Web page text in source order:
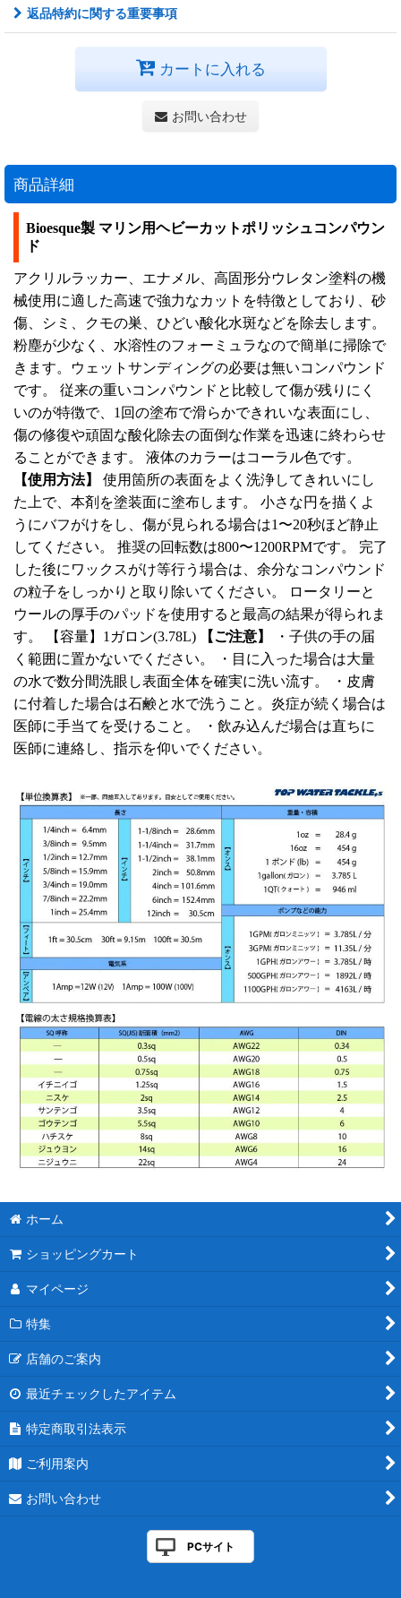
返品特約に関する重要事項
カートに入れる
お問い合わせ
商品詳細
Bioesque製 マリン用ヘビーカットポリッシュコンパウン
ド
アクリルラッカー、エナメル、高固形分ウレタン塗料の機
械使用に適した高速で強力なカットを特徴としており、砂
傷、シミ、クモの巣、ひどい酸化水斑などを除去します。
粉塵が少なく、水溶性のフォーミュラなので簡単に掃除で
きます。ウェットサンディングの必要は無いコンパウンド
です。 従来の重いコンパウンドと比較して傷が残りにく
いのが特徴で、1回の塗布で滑らかできれいな表面にし、
傷の修復や頑固な酸化除去の面倒な作業を迅速に終わらせ
ることができます。 液体のカラーはコーラル色です。
【使⽤⽅法】
使用箇所の表⾯をよく洗浄してきれいにし
た上で、本剤を塗装⾯に塗布します。 ⼩さな円を描くよ
うにバフがけをし、傷が⾒られる場合は1〜20秒ほど静⽌
してください。 推奨の回転数は800〜1200RPMです。 完了
した後にワックスがけ等⾏う場合は、余分なコンパウンド
の粒⼦をしっかりと取り除いてください。 ロータリーと
ウールの厚手のパッドを使用すると最高の結果が得られま
す。 【容量】1ガロン(3.78L)
【ご注意】
・子供の手の届
く範囲に置かないでください。 ・⽬に⼊った場合は⼤量
の⽔で数分間洗眼し表⾯全体を確実に洗い流す。 ・⽪膚
に付着した場合は⽯鹸と⽔で洗うこと。炎症が続く場合は
医師に⼿当てを受けること。 ・飲み込んだ場合は直ちに
医師に連絡し、指示を仰いでください。
ホーム
ショッピングカート
マイページ
特集
店舗のご案内
最近チェックしたアイテム
特定商取引法表示
ご利用案内
お問い合わせ
PCサイト